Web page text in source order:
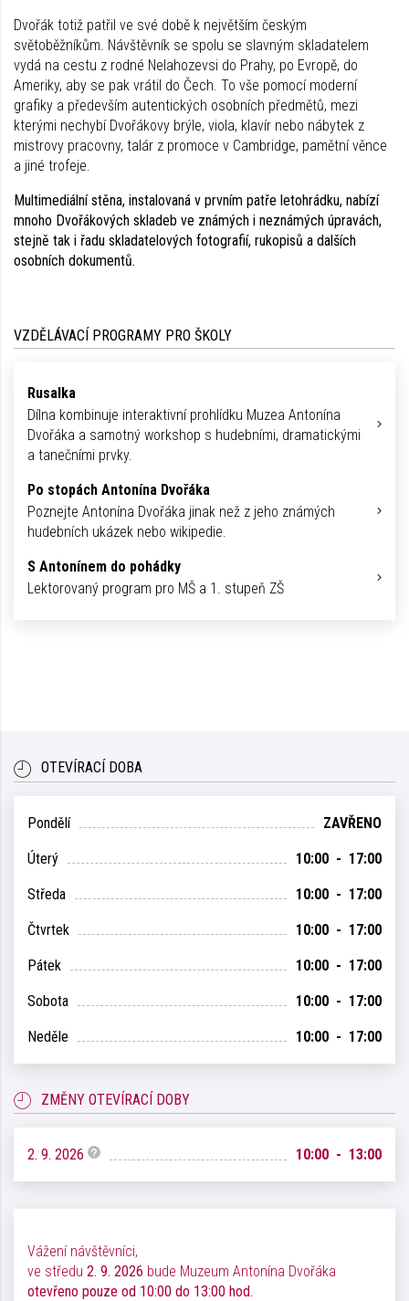
Dvořák totiž patřil ve své době k největším českým
světoběžníkům. Návštěvník se spolu se slavným skladatelem
vydá na cestu z rodné Nelahozevsi do Prahy, po Evropě, do
Ameriky, aby se pak vrátil do Čech. To vše pomocí moderní
grafiky a především autentických osobních předmětů, mezi
kterými nechybí Dvořákovy brýle, viola, klavír nebo nábytek z
mistrovy pracovny, talár z promoce v Cambridge, pamětní věnce
a jiné trofeje.
Multimediální stěna, instalovaná v prvním patře letohrádku, nabízí
mnoho Dvořákových skladeb ve známých i neznámých úpravách,
stejně tak i řadu skladatelových fotografií, rukopisů a dalších
osobních dokumentů.
VZDĚLÁVACÍ PROGRAMY PRO ŠKOLY
Rusalka
Dílna kombinuje inter­aktivní prohlídku Muzea Antonína
Dvořáka a samotný workshop s hudebními, dramatickými
a tanečními prvky.
Po stopách Antonína Dvořáka
Poznejte Antonína Dvořáka jinak než z jeho známých
hudebních ukázek nebo wikipedie.
S Antonínem do pohádky
Lektorovaný program pro MŠ a 1. stupeň ZŠ
OTEVÍRACÍ DOBA
Pondělí ZAVŘENO
Úterý 10:00 - 17:00
Středa 10:00 - 17:00
Čtvrtek 10:00 - 17:00
Pátek 10:00 - 17:00
Sobota 10:00 - 17:00
Neděle 10:00 - 17:00
ZMĚNY OTEVÍRACÍ DOBY
2. 9. 2026 10:00 - 13:00
Vážení návštěvníci,
ve středu 2. 9. 2026 bude Muzeum Antonína Dvořáka
otevřeno pouze od 10:00 do 13:00 hod.